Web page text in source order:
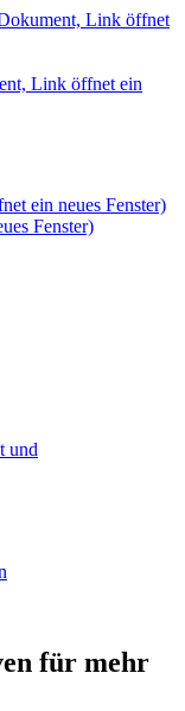
Link öffnet
Link öffnet ein
ein neues Fenster)
Fenster)
und
für mehr